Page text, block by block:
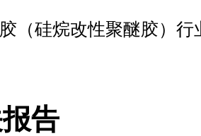
（硅烷改性聚醚胶）行
告